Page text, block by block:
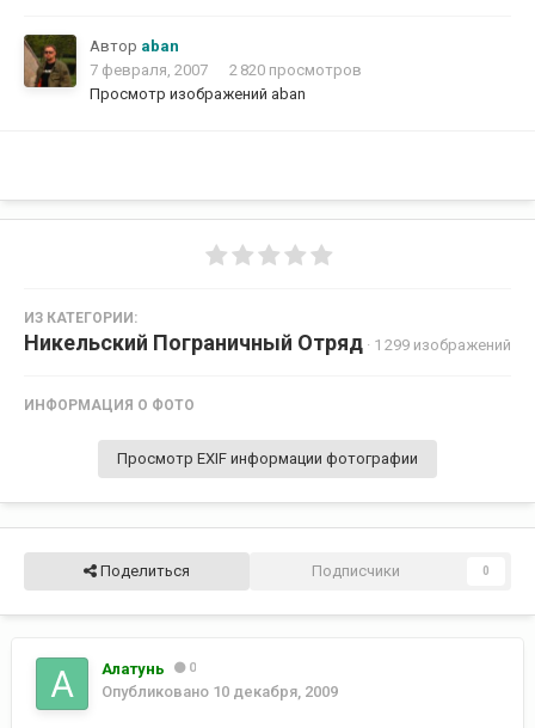
Автор aban
7 февраля, 2007
2 820 просмотров
Просмотр изображений aban
ИЗ КАТЕГОРИИ:
Никельский Пограничный Отряд · 1 299 изображений
ИНФОРМАЦИЯ О ФОТО
Просмотр EXIF информации фотографии
Поделиться Подписчики 0
Алатунь 0
Опубликовано 10 декабря, 2009